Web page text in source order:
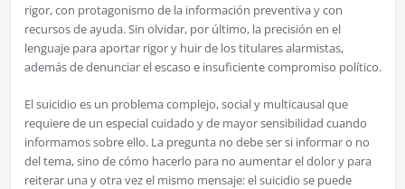
rigor, con protagonismo de la información preventiva y con
recursos de ayuda. Sin olvidar, por último, la precisión en el
lenguaje para aportar rigor y huir de los titulares alarmistas,
además de denunciar el escaso e insuficiente compromiso político.
El suicidio es un problema complejo, social y multicausal que
requiere de un especial cuidado y de mayor sensibilidad cuando
informamos sobre ello. La pregunta no debe ser si informar o no
del tema, sino de cómo hacerlo para no aumentar el dolor y para
reiterar una y otra vez el mismo mensaje: el suicidio se puede